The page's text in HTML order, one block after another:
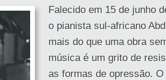
Falecido em 15 de junho
o pianista sul-africano
mais do que uma obra
música é um grito de
as formas de opressão.